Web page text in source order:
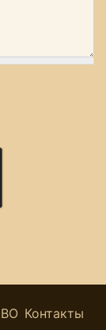
Контакты